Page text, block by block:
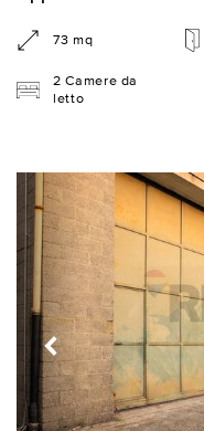
73 mq
2 Camere da
letto